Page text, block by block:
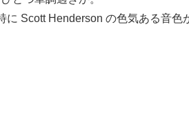
Scott Henderson の色気ある音